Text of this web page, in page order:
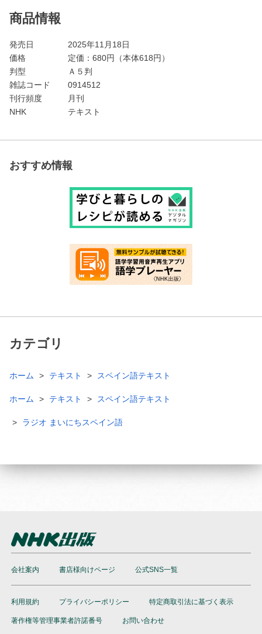
商品情報
発売日
2025年11月18日
価格
定価： 680円（本体618円）
判型
Ａ５判
雑誌コード
0914512
刊行頻度
月刊
NHK
テキスト
おすすめ情報
カテゴリ
ホーム テキスト スペイン語テキスト
ホーム テキスト スペイン語テキスト
ラジオ まいにちスペイン語
会社案内 書店様向けページ 公式SNS一覧
利用規約 プライバシーポリシー 特定商取引法に基づく表示
著作権等管理事業者許諾番号 お問い合わせ